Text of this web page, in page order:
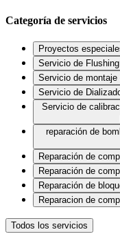
Categoría de servicios
Proyectos
Servicio de
Servicio de montaje
Servicio de
Servicio de
reparación de
Reparación de
Reparación de
Reparación de
Reparacion de
Todos los servicios